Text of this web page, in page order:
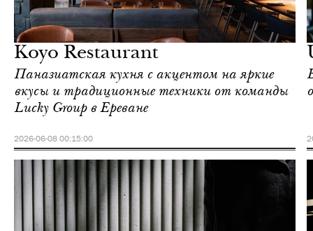
Koyo Restaurant
Паназиатская кухня с акцентом на яркие
вкусы и традиционные техники от команды
Lucky Group в Ереване
2026-06-08 00:15:00
Guide